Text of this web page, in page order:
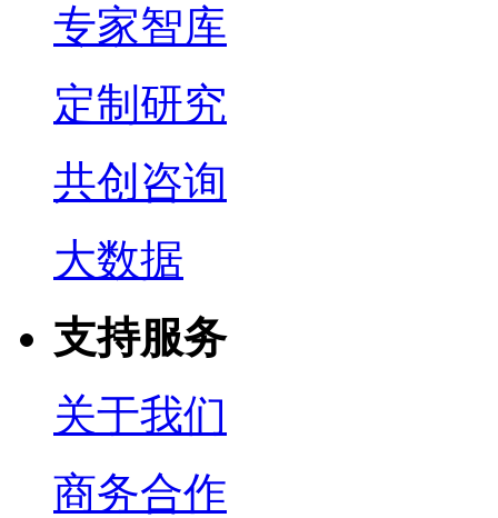
专家智库
定制研究
共创咨询
大数据
支持服务
关于我们
商务合作